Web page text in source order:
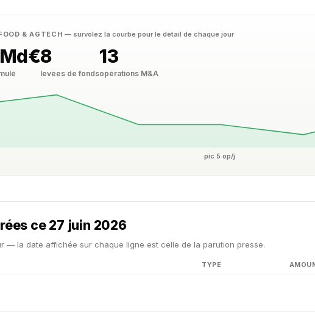
& AGTECH— survolez la courbe pour le détail de chaque jour
8
levées de fonds
13
opérations M&A
pic 5 op/j
ce 27 juin 2026
— la date affichée sur chaque ligne est celle de la parution presse.
TYPE